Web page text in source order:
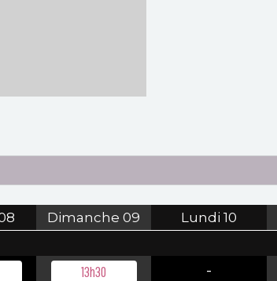
Dimanche 09 Lundi 10
13h30
-